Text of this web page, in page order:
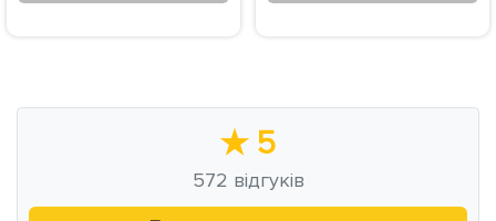
★ 5
572 відгуків